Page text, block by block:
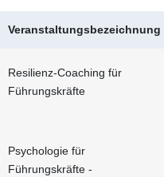
Veranstaltungsbezeichnung
Resilienz-Coaching für
Führungskräfte
Psychologie für
Führungskräfte -